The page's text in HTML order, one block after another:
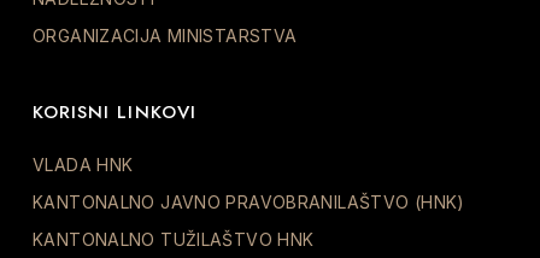
ORGANIZACIJA MINISTARSTVA
KORISNI LINKOVI
VLADA HNK
KANTONALNO JAVNO PRAVOBRANILAŠTVO (HNK)
KANTONALNO TUŽILAŠTVO HNK